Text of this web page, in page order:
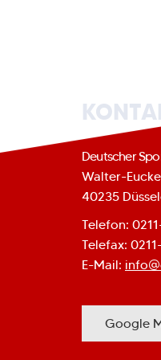
Deutscher
Walter-
40235
Telefon:
Telefax:
E-Mail:
Google